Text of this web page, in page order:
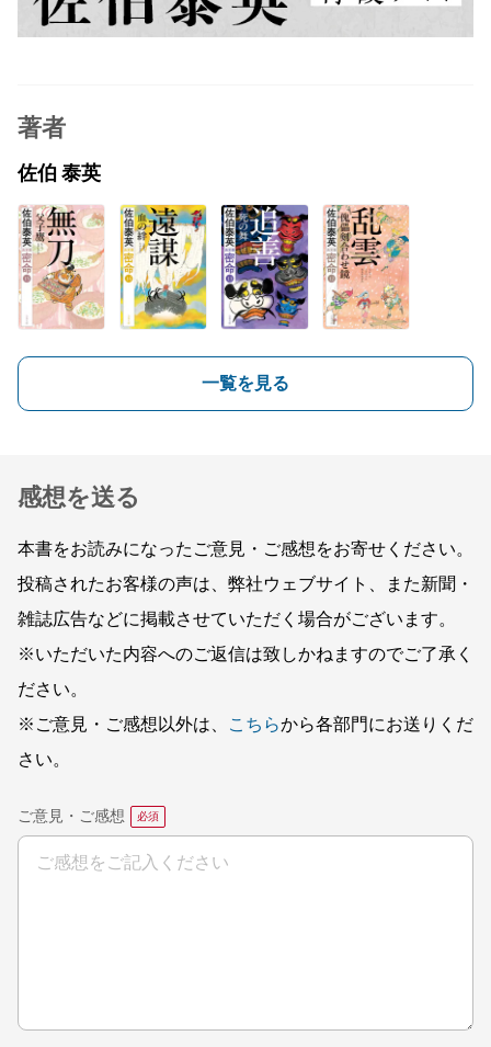
著者
佐伯 泰英
一覧を見る
感想を送る
本書をお読みになったご意見・ご感想をお寄せください。
投稿されたお客様の声は、弊社ウェブサイト、また新聞・
雑誌広告などに掲載させていただく場合がございます。
※いただいた内容へのご返信は致しかねますのでご了承く
ださい。
※ご意見・ご感想以外は、
こちらから各部門にお送りくだ
さい。
ご意見・ご感想